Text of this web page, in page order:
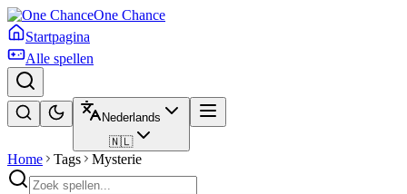
One Chance
Startpagina
Alle spellen
Nederlands
🇳🇱
Home Tags Mysterie